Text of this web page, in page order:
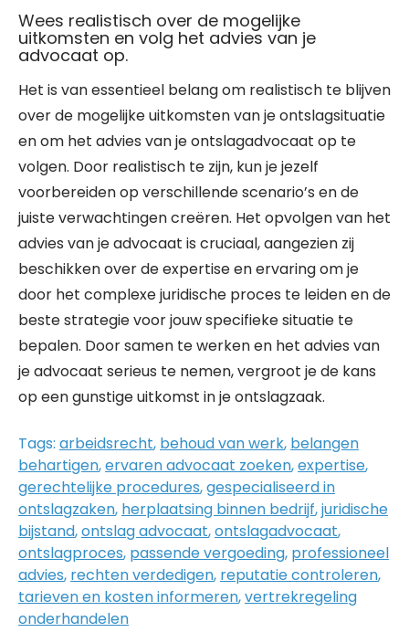
Wees realistisch over de mogelijke
uitkomsten en volg het advies van je
advocaat op.
Het is van essentieel belang om realistisch te blijven
over de mogelijke uitkomsten van je ontslagsituatie
en om het advies van je ontslagadvocaat op te
volgen. Door realistisch te zijn, kun je jezelf
voorbereiden op verschillende scenario’s en de
juiste verwachtingen creëren. Het opvolgen van het
advies van je advocaat is cruciaal, aangezien zij
beschikken over de expertise en ervaring om je
door het complexe juridische proces te leiden en de
beste strategie voor jouw specifieke situatie te
bepalen. Door samen te werken en het advies van
je advocaat serieus te nemen, vergroot je de kans
op een gunstige uitkomst in je ontslagzaak.
Tags: arbeidsrecht, behoud van werk, belangen
behartigen,ervaren advocaat zoeken,expertise,
gerechtelijke procedures,gespecialiseerd in
ontslagzaken, herplaatsing binnen bedrijf,juridische
bijstand,ontslag advocaat,ontslagadvocaat,
ontslagproces, passende vergoeding, professioneel
advies, rechten verdedigen, reputatie controleren,
tarieven en kosten informeren,vertrekregeling
onderhandelen